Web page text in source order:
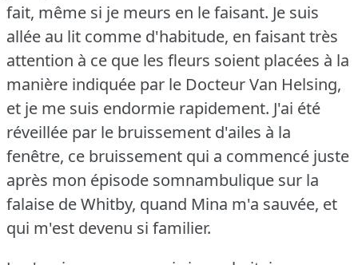
fait, même si je meurs en le faisant. Je suis
allée au lit comme d'habitude, en faisant très
attention à ce que les fleurs soient placées à la
manière indiquée par le Docteur Van Helsing,
et je me suis endormie rapidement. J'ai été
réveillée par le bruissement d'ailes à la
fenêtre, ce bruissement qui a commencé juste
après mon épisode somnambulique sur la
falaise de Whitby, quand Mina m'a sauvée, et
qui m'est devenu si familier.